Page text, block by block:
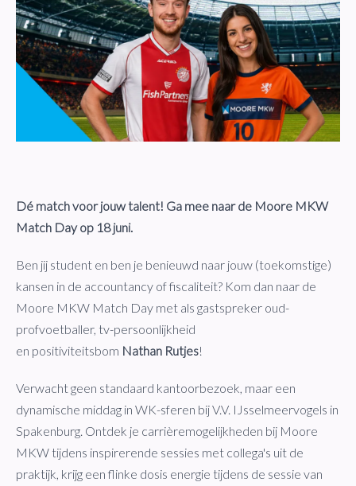
Dé match voor jouw talent! Ga mee naar de Moore MKW
Match Day op 18 juni.
Ben jij student en ben je benieuwd naar jouw (toekomstige)
kansen in de accountancy of fiscaliteit? Kom dan naar de
Moore MKW Match Day met als gastspreker oud-
profvoetballer, tv-persoonlijkheid
en positiviteitsbom Nathan Rutjes!
Verwacht geen standaard kantoorbezoek, maar een
dynamische middag in WK-sferen bij V.V. IJsselmeervogels in
Spakenburg. Ontdek je carrièremogelijkheden bij Moore
MKW tijdens inspirerende sessies met collega's uit de
praktijk, krijg een flinke dosis energie tijdens de sessie van